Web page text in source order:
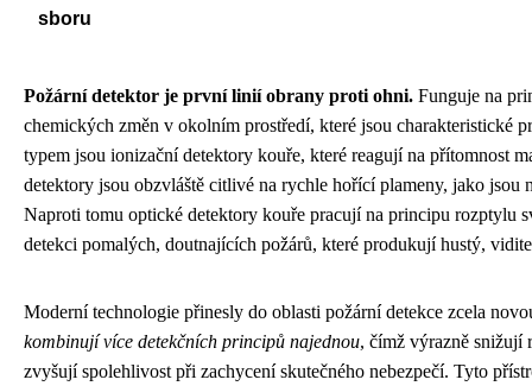
sboru
Požární detektor je první linií obrany proti ohni. Funguje na
chemických změn v okolním prostředí, které jsou charakteristické
typem jsou ionizační detektory kouře, které reagují na přítomnost
detektory jsou obzvláště citlivé na rychle hořící plameny, jako jsou
Naproti tomu optické detektory kouře pracují na principu rozptylu
detekci pomalých, doutnajících požárů, které produkují hustý,
Moderní technologie přinesly do oblasti požární detekce zcela
kombinují více detekčních principů najednou, čímž výrazně snižují
zvyšují spolehlivost při zachycení skutečného nebezpečí. Tyto